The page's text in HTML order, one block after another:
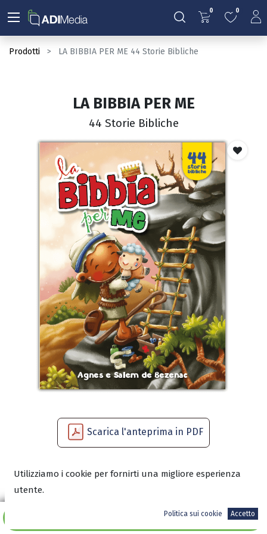
0 0
Prodotti LA BIBBIA PER ME 44 Storie Bibliche
Aggiungi al carrello
LA BIBBIA PER ME
44 Storie Bibliche
Scarica l'anteprima in PDF
15,90€
Utilizziamo i cookie per fornirti una migliore esperienza
utente.
Politica sui cookie Accetto